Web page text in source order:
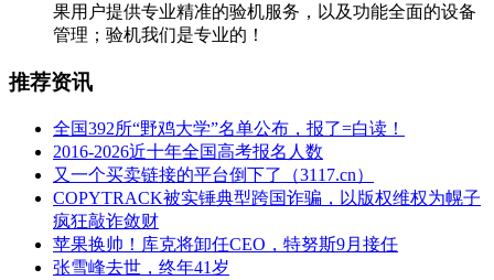
果用户提供专业精准的验机服务，以及功能全面的设备
管理；验机我们是专业的！
推荐资讯
全国392所“野鸡大学”名单公布，报了=白读！
2016-2026近十年全国高考报名人数
又一个买卖链接的平台倒下了（3117.cn）
COPYTRACK被实锤典型跨国诈骗，以版权维权为幌子
疯狂敲诈敛财
苹果换帅！库克将卸任CEO，特努斯9月接任
张雪峰去世，终年41岁